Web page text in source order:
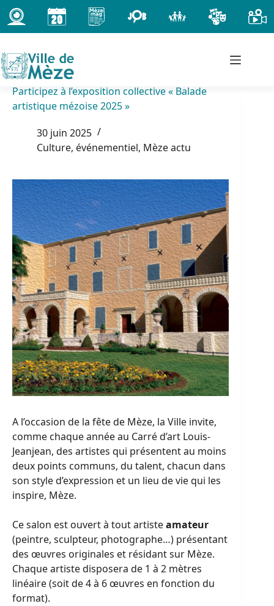
Passer
au
contenu
Participez à l’exposition collective « Balade
artistique mézoise 2025 »
30 juin 2025
Culture, événementiel, Mèze actu
A l’occasion de la fête de Mèze, la Ville invite,
comme chaque année au Carré d’art Louis-
Jeanjean, des artistes qui présentent au moins
deux points communs, du talent, chacun dans
son style d’expression et un lieu de vie qui les
inspire, Mèze.
Ce salon est ouvert à tout artisteamateur
(peintre, sculpteur, photographe…) présentant
des œuvres originales et résidant sur Mèze.
Chaque artiste disposera de 1 à 2 mètres
linéaire (soit de 4 à 6 œuvres en fonction du
format).